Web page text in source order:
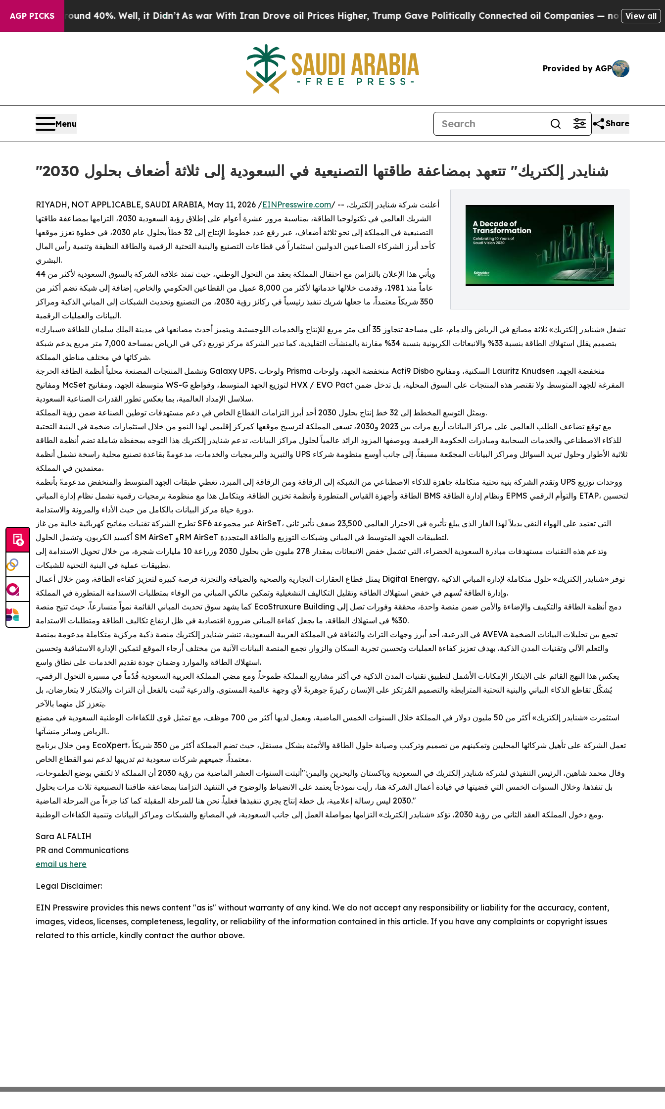
AGP PICKS
Around 40%. Well, it Didn’t As war With Iran Drove oil Prices Higher, Trump Gave Politically Connected oil Companies — not Taxpayers —
View all
Provided by AGP
Menu Share
"شنايدر إلكتريك" تتعهد بمضاعفة طاقتها التصنيعية في السعودية إلى ثلاثة أضعاف بحلول 2030
RIYADH, NOT APPLICABLE, SAUDI ARABIA, May 11, 2026 /EINPresswire.com/ -- أعلنت شركة شنايدر إلكتريك،
الشريك العالمي في تكنولوجيا الطاقة، بمناسبة مرور عشرة أعوام على إطلاق رؤية السعودية 2030، التزامها بمضاعفة طاقتها
التصنيعية في المملكة إلى نحو ثلاثة أضعاف، عبر رفع عدد خطوط الإنتاج إلى 32 خطاً بحلول عام 2030، في خطوة تعزز موقعها
كأحد أبرز الشركاء الصناعيين الدوليين استثماراً في قطاعات التصنيع والبنية التحتية الرقمية والطاقة النظيفة وتنمية رأس المال
البشري.
ويأتي هذا الإعلان بالتزامن مع احتفال المملكة بعقد من التحول الوطني، حيث تمتد علاقة الشركة بالسوق السعودية لأكثر من 44
عاماً منذ 1981، وقدمت خلالها خدماتها لأكثر من 8,000 عميل من القطاعين الحكومي والخاص، إضافة إلى شبكة تضم أكثر من
350 شريكاً معتمداً، ما جعلها شريك تنفيذ رئيسياً في ركائز رؤية 2030، من التصنيع وتحديث الشبكات إلى المباني الذكية ومراكز
البيانات والعمليات الرقمية.
تشغل «شنايدر إلكتريك» ثلاثة مصانع في الرياض والدمام، على مساحة تتجاوز 35 ألف متر مربع للإنتاج والخدمات اللوجستية. ويتميز أحدث مصانعها في مدينة الملك سلمان للطاقة «سبارك»
بتصميم يقلل استهلاك الطاقة بنسبة 33% والانبعاثات الكربونية بنسبة 34% مقارنة بالمنشآت التقليدية. كما تدير الشركة مركز توزيع ذكي في الرياض بمساحة 7,000 متر مربع يدعم شبكة
شركائها في مختلف مناطق المملكة.
وتشمل المنتجات المصنعة محلياً أنظمة الطاقة الحرجة Galaxy UPS، ولوحات Prisma منخفضة الجهد، ولوحات Acti9 Disbo السكنية، ومفاتيح Lauritz Knudsen منخفضة الجهد،
ومفاتيح McSet متوسطة الجهد، ومفاتيح WS-G لتوزيع الجهد المتوسط، وقواطع HVX / EVO Pact المفرغة للجهد المتوسط. ولا تقتصر هذه المنتجات على السوق المحلية، بل تدخل ضمن
سلاسل الإمداد العالمية، بما يعكس تطور القدرات الصناعية السعودية.
ويمثل التوسع المخطط إلى 32 خط إنتاج بحلول 2030 أحد أبرز التزامات القطاع الخاص في دعم مستهدفات توطين الصناعة ضمن رؤية المملكة.
مع توقع تضاعف الطلب العالمي على مراكز البيانات أربع مرات بين 2023 و2030، تسعى المملكة لترسيخ موقعها كمركز إقليمي لهذا النمو من خلال استثمارات ضخمة في البنية التحتية
للذكاء الاصطناعي والخدمات السحابية ومبادرات الحكومة الرقمية. وبوصفها المزود الرائد عالمياً لحلول مراكز البيانات، تدعم شنايدر إلكتريك هذا التوجه بمحفظة شاملة تضم أنظمة الطاقة
والتبريد والبرمجيات والخدمات، مدعومةً بقاعدة تصنيع محلية راسخة تشمل أنظمة UPS ثلاثية الأطوار وحلول تبريد السوائل ومراكز البيانات المجمّعة مسبقاً، إلى جانب أوسع منظومة شركاء
معتمدين في المملكة.
وتقدم الشركة بنية تحتية متكاملة جاهزة للذكاء الاصطناعي من الشبكة إلى الرقاقة ومن الرقاقة إلى المبرد، تغطي طبقات الجهد المتوسط والمنخفض مدعومةً بأنظمة UPS ووحدات توزيع
الطاقة وأجهزة القياس المتطورة وأنظمة تخزين الطاقة. ويتكامل هذا مع منظومة برمجيات رقمية تشمل نظام إدارة المباني BMS ونظام إدارة الطاقة EPMS والتوأم الرقمي ETAP، لتحسين
دورة حياة مركز البيانات بالكامل من حيث الأداء والمرونة والاستدامة.
تطرح الشركة تقنيات مفاتيح كهربائية خالية من غاز SF6 عبر مجموعة AirSeT، التي تعتمد على الهواء النقي بديلاً لهذا الغاز الذي يبلغ تأثيره في الاحترار العالمي 23,500 ضعف تأثير ثاني
أكسيد الكربون. وتشمل الحلول SM AirSeT وRM AirSeT لتطبيقات الجهد المتوسط في المباني وشبكات التوزيع والطاقة المتجددة.
وتدعم هذه التقنيات مستهدفات مبادرة السعودية الخضراء، التي تشمل خفض الانبعاثات بمقدار 278 مليون طن بحلول 2030 وزراعة 10 مليارات شجرة، من خلال تحويل الاستدامة إلى
تطبيقات عملية في البنية التحتية للشبكات.
يمثل قطاع العقارات التجارية والصحية والضيافة والتجزئة فرصة كبيرة لتعزيز كفاءة الطاقة. ومن خلال أعمال Digital Energy، توفر «شنايدر إلكتريك» حلول متكاملة لإدارة المباني الذكية
وإدارة الطاقة تُسهم في خفض استهلاك الطاقة وتقليل التكاليف التشغيلية وتمكين مالكي المباني من الوفاء بمتطلبات الاستدامة المتطورة في المملكة.
كما يشهد سوق تحديث المباني القائمة نمواً متسارعاً، حيث تتيح منصة EcoStruxure Building دمج أنظمة الطاقة والتكييف والإضاءة والأمن ضمن منصة واحدة، محققة وفورات تصل إلى
30% في استهلاك الطاقة، ما يجعل كفاءة المباني ضرورة اقتصادية في ظل ارتفاع تكاليف الطاقة ومتطلبات الاستدامة.
في الدرعية، أحد أبرز وجهات التراث والثقافة في المملكة العربية السعودية، تنشر شنايدر إلكتريك منصة ذكية مركزية متكاملة مدعومة بمنصة AVEVA تجمع بين تحليلات البيانات الضخمة
والتعلم الآلي وتقنيات المدن الذكية، بهدف تعزيز كفاءة العمليات وتحسين تجربة السكان والزوار. تجمع المنصة البيانات الآنية من مختلف أرجاء الموقع لتمكين الإدارة الاستباقية وتحسين
استهلاك الطاقة والموارد وضمان جودة تقديم الخدمات على نطاق واسع.
يعكس هذا النهج القائم على الابتكار الإمكانات الأشمل لتطبيق تقنيات المدن الذكية في أكثر مشاريع المملكة طموحاً. ومع مضي المملكة العربية السعودية قُدُماً في مسيرة التحول الرقمي،
يُشكّل تقاطع الذكاء البياني والبنية التحتية المترابطة والتصميم المُرتكز على الإنسان ركيزةً جوهريةً لأي وجهة عالمية المستوى. والدرعية تُثبت بالفعل أن التراث والابتكار لا يتعارضان، بل
يتعزز كل منهما بالآخر.
استثمرت «شنايدر إلكتريك» أكثر من 50 مليون دولار في المملكة خلال السنوات الخمس الماضية، ويعمل لديها أكثر من 700 موظف، مع تمثيل قوي للكفاءات الوطنية السعودية في مصنع
الرياض وسائر منشآتها..
ومن خلال برنامج EcoXpert، تعمل الشركة على تأهيل شركائها المحليين وتمكينهم من تصميم وتركيب وصيانة حلول الطاقة والأتمتة بشكل مستقل، حيث تضم المملكة أكثر من 350 شريكاً
معتمداً، جميعهم شركات سعودية تم تدريبها لدعم نمو القطاع الخاص.
وقال محمد شاهين، الرئيس التنفيذي لشركة شنايدر إلكتريك في السعودية وباكستان والبحرين واليمن:"أثبتت السنوات العشر الماضية من رؤية 2030 أن المملكة لا تكتفي بوضع الطموحات،
بل تنفذها. وخلال السنوات الخمس التي قضيتها في قيادة أعمال الشركة هنا، رأيت نموذجاً يعتمد على الانضباط والوضوح في التنفيذ. التزامنا بمضاعفة طاقتنا التصنيعية ثلاث مرات بحلول
2030 ليس رسالة إعلامية، بل خطة إنتاج يجري تنفيذها فعلياً. نحن هنا للمرحلة المقبلة كما كنا جزءاً من المرحلة الماضية."
ومع دخول المملكة العقد الثاني من رؤية 2030، تؤكد «شنايدر إلكتريك» التزامها بمواصلة العمل إلى جانب السعودية، في المصانع والشبكات ومراكز البيانات وتنمية الكفاءات الوطنية.
Sara ALFALIH
PR and Communications
email us here
Legal Disclaimer:
EIN Presswire provides this news content "as is" without warranty of any kind. We do not accept any responsibility or liability for the accuracy, content,
images, videos, licenses, completeness, legality, or reliability of the information contained in this article. If you have any complaints or copyright issues
related to this article, kindly contact the author above.